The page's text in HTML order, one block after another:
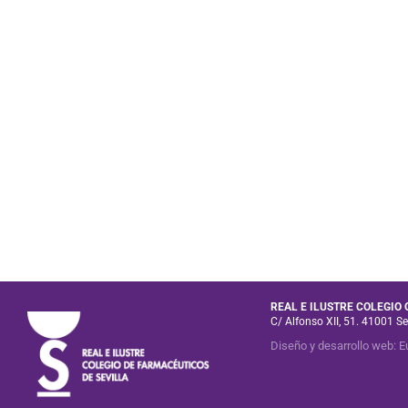
REAL E ILUSTRE
C/ Alfonso XII, 51. 41001
Diseño y desarrollo web: